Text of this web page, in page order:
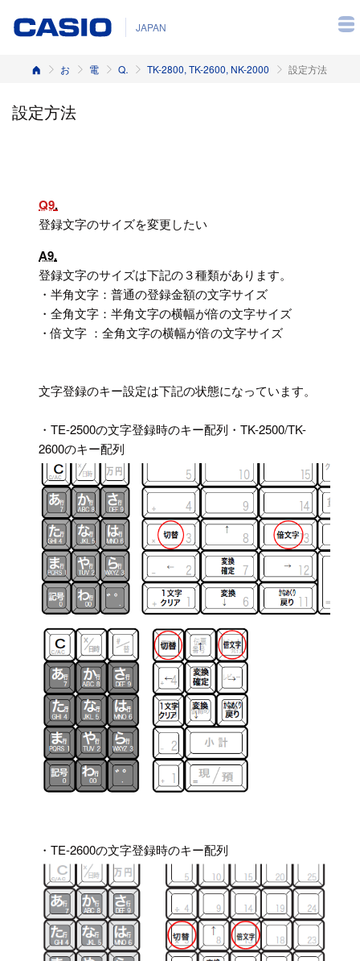
JAPAN
ホーム お客様サポート 電子レジスター Q&A（よくある質問と答え） TK-2800, TK-2600, NK-2000 設定方法
設定方法
Q9
登録文字のサイズを変更したい
A9
登録文字のサイズは下記の３種類があります。
・半角文字：普通の登録金額の文字サイズ
・全角文字：半角文字の横幅が倍の文字サイズ
・倍文字 ：全角文字の横幅が倍の文字サイズ
文字登録のキー設定は下記の状態になっています。
・TE-2500の文字登録時のキー配列・TK-2500/TK-
2600のキー配列
・TE-2600の文字登録時のキー配列